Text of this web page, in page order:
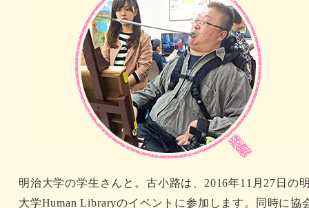
明治大学の学生さんと。古小路は、2016年11月27日の
大学Human Libraryのイベントに参加します。同時に協